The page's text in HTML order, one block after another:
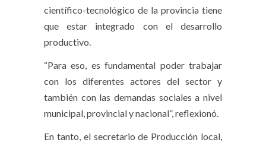
científico-tecnológico de la provincia tiene
que estar integrado con el desarrollo
productivo.
“Para eso, es fundamental poder trabajar
con los diferentes actores del sector y
también con las demandas sociales a nivel
municipal, provincial y nacional”, reflexionó.
En tanto, el secretario de Producción local,